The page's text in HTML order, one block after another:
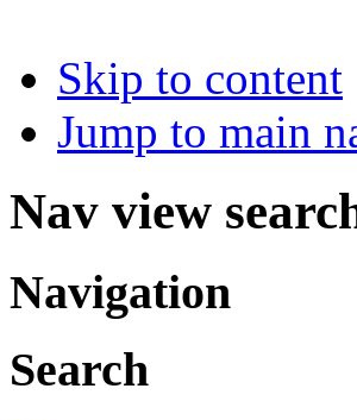
Skip to content
Jump to main
Nav view
Navigation
Search